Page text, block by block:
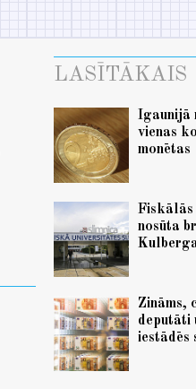
LASĪTĀKAIS
Igaunijā
vienas
monētas
Fiskālās
nosūta
Zināms,
deputāti
iestādēs